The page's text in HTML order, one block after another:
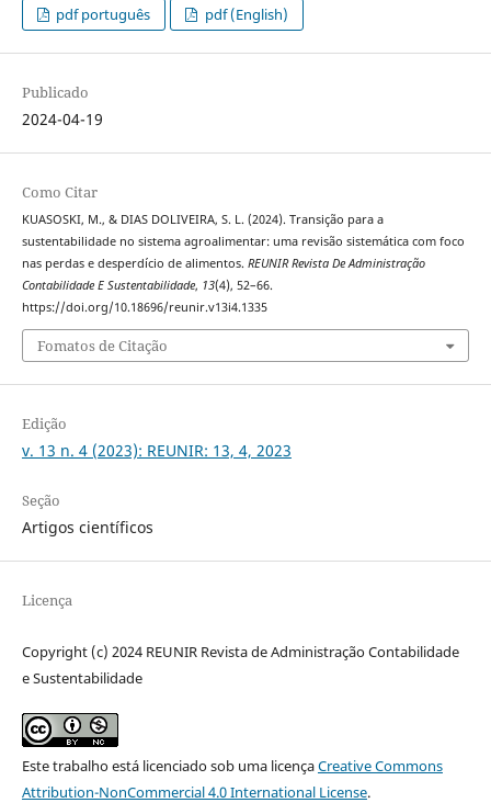
pdf português pdf (English)
Publicado
2024-04-19
Como Citar
KUASOSKI, M., & DIAS DOLIVEIRA, S. L. (2024). Transição para a
sustentabilidade no sistema agroalimentar: uma revisão sistemática com foco
nas perdas e desperdício de alimentos. REUNIR Revista De Administração
Contabilidade E Sustentabilidade, 13(4), 52–66.
https://doi.org/10.18696/reunir.v13i4.1335
Fomatos de Citação
Edição
v. 13 n. 4 (2023): REUNIR: 13, 4, 2023
Seção
Artigos científicos
Licença
Copyright (c) 2024 REUNIR Revista de Administração Contabilidade
e Sustentabilidade
Este trabalho está licenciado sob uma licençaCreative Commons
Attribution-NonCommercial 4.0 International License.